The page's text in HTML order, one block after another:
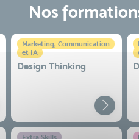
Nos
Marketing, Communication
et IA
Design Thinking
Extra Skills